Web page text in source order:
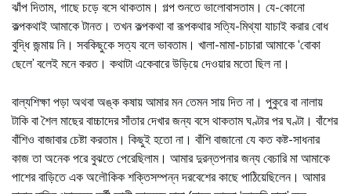
ঝাঁপ দিতাম, গাছে চড়ে বসে থাকতাম। গল্প শুনতে ভালোবাসতাম। যে-কোনো
কল্পকথাই আমাকে টানত। তখন কল্পকথা বা রূপকথার সত্যি-মিথ্যা যাচাই করার বোধ
বুদ্ধি জন্মায় নি। সবকিছুকে সত্য বলে ভাবতাম। খালা-মামা-চাচারা আমাকে ‘বোকা
ছেলে’ বলেই মনে করত। কথাটা একেবারে উড়িয়ে দেওয়ার মতো ছিল না।
বাল্যশিক্ষা পড়া অথবা অঙ্ক কষায় আমার মন তেমন সায় দিত না। পুকুরে বা নালায়
টাকি বা শৈল মাছের বাচ্চাদের সাঁতার দেখার জন্য বসে থাকতাম ঘণ্টার পর ঘণ্টা। বাঁশের
বাঁশিও বাজাবার চেষ্টা করতাম। কিছুই হতো না। বাঁশি বাজানো যে কত কষ্ট-সাধনার
কাজ তা অনেক পরে বুঝতে পেরেছিলাম। আমার দুরন্তপনার জন্য বেচারি মা আমাকে
পাশের বাড়িতে এক অলৌকিক শক্তিসম্পন্ন দরবেশের কাছে পাঠিয়েছিলেন। আমার